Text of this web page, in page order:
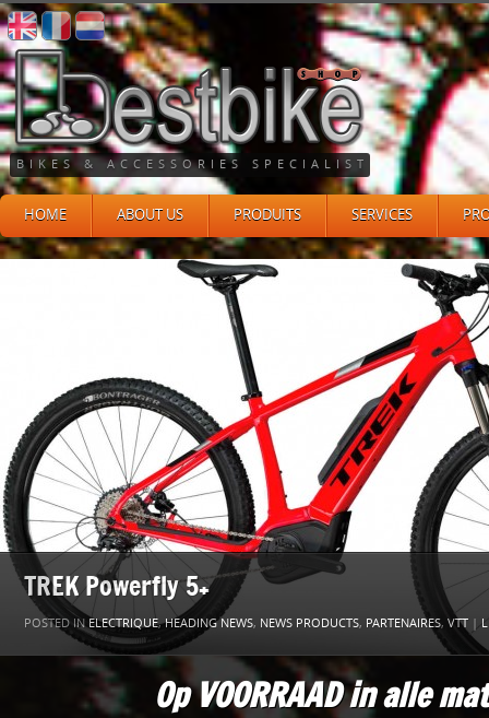
BIKES & ACCESSORIES SPECIALIST
HOME ABOUT US PRODUITS SERVICES
TREK Powerfly 5+
POSTED IN ELECTRIQUE,HEADING NEWS, NEWS PRODUCTS, PARTENAIRES, VTT |
Op VOORRAAD in alle